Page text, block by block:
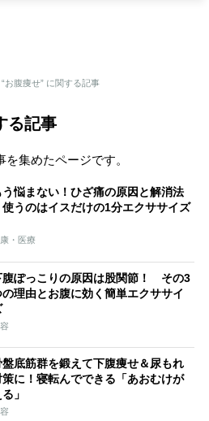
“お腹痩せ” に関する記事
る記事
を集めたページです。
う悩まない！ひざ痛の原因と解消法
使うのはイスだけの1分エクササイズ
・医療
腹ぽっこりの原因は股関節！ その3
の理由とお腹に効く簡単エクササイ
盤底筋群を鍛えて下腹痩せ＆尿もれ
策に！寝転んでできる「あおむけが
」